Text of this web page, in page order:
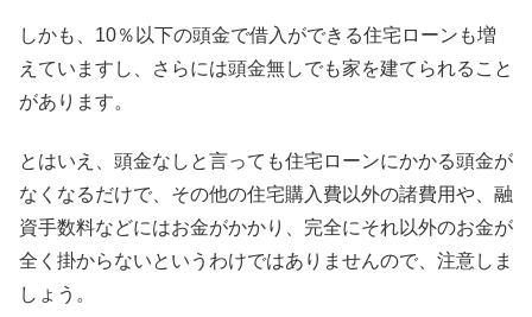
しかも、10％以下の頭金で借入ができる住宅ローンも増
えていますし、さらには頭金無しでも家を建てられること
があります。
とはいえ、頭金なしと言っても住宅ローンにかかる頭金が
なくなるだけで、その他の住宅購入費以外の諸費用や、融
資手数料などにはお金がかかり、完全にそれ以外のお金が
全く掛からないというわけではありませんので、注意しま
しょう。